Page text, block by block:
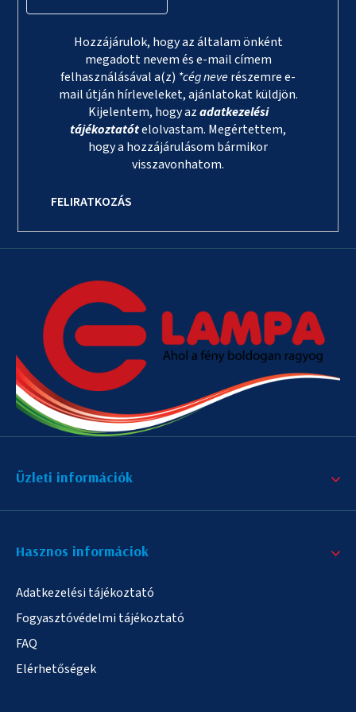
Hozzájárulok, hogy az általam önként
megadott nevem és e-mail címem
felhasználásával a(z) *cég neverészemre e-
mail útján hírleveleket, ajánlatokat küldjön.
Kijelentem, hogy azadatkezelési
tájékoztatótelolvastam. Megértettem,
hogy a hozzájárulásom bármikor
visszavonhatom.
FELIRATKOZÁS
Üzleti információk
Hasznos informáciok
Adatkezelési tájékoztató
Fogyasztóvédelmi tájékoztató
FAQ
Elérhetőségek